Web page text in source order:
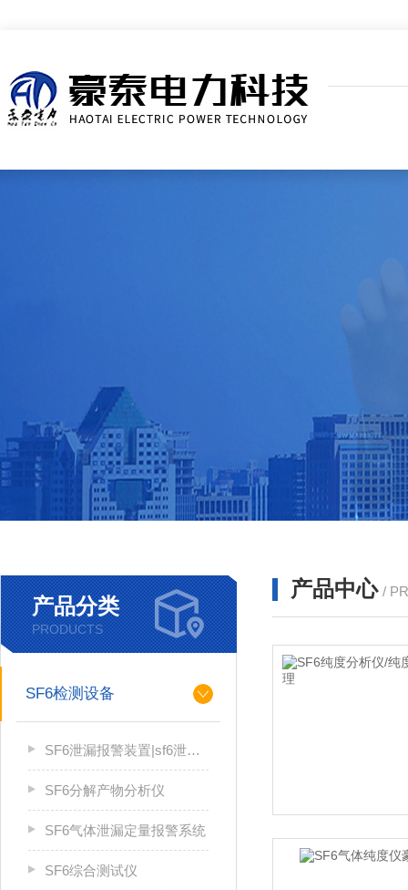
产品分类
PRODUCTS
SF6检测设备
SF6泄漏报警装置|sf6泄漏报警系统
SF6分解产物分析仪
SF6气体泄漏定量报警系统
SF6综合测试仪
产品中心 /